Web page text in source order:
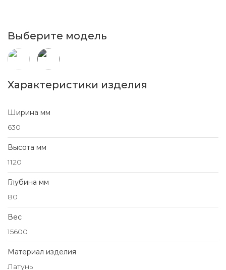
Выберите модель
Характеристики изделия
Ширина мм
630
Высота мм
1120
Глубина мм
80
Вес
15600
Материал изделия
Латунь